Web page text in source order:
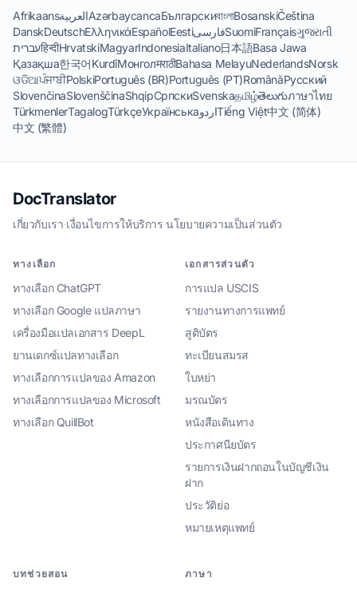
AfrikaansالعربيةAzərbaycancaБългарскиবাংলাBosanskiČeština
DanskDeutschΕλληνικάEspañolEestiفارسیSuomiFrançaisગુજરાતી
עבריתहिन्दीHrvatskiMagyarIndonesiaItaliano日本語Basa Jawa
Қазақша한국어KurdîМонголमराठीBahasa MelayuNederlandsNorsk
ଓଡିଆਪੰਜਾਬੀPolskiPortuguês (BR)Português (PT)RomânăРусский
SlovenčinaSlovenščinaShqipСрпскиSvenskaதமிழ்తెలుగుภาษาไทย
TürkmenlerTagalogTürkçeУкраїнськаاردوTiếng Việt中文 (简体)
中文 (繁體)
DocTranslator
เกี่ยวกับเรา·เงื่อนไขการให้บริการ·นโยบายความเป็นส่วนตัว
ทางเลือก
ทางเลือก ChatGPT
ทางเลือก Google แปลภาษา
เครื่องมือแปลเอกสาร DeepL
ยานเดกซ์แปลทางเลือก
ทางเลือกการแปลของ Amazon
ทางเลือกการแปลของ Microsoft
ทางเลือก QuillBot
เอกสารส่วนตัว
การแปล USCIS
รายงานทางการแพทย์
สูติบัตร
ทะเบียนสมรส
ใบหย่า
มรณบัตร
หนังสือเดินทาง
ประกาศนียบัตร
รายการเงินฝากถอนในบัญชีเงิน
ฝาก
ประวัติย่อ
หมายเหตุแพทย์
บทช่วยสอน ภาษา